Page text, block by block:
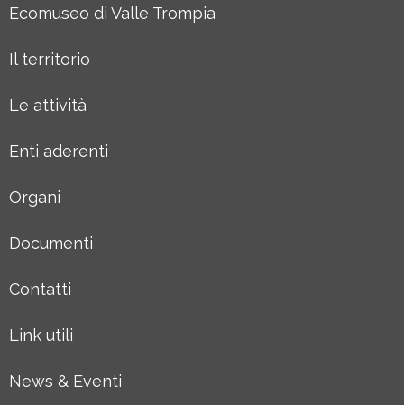
Ecomuseo di Valle Trompia
Il territorio
Le attività
Enti aderenti
Organi
Documenti
Contatti
Link utili
News & Eventi